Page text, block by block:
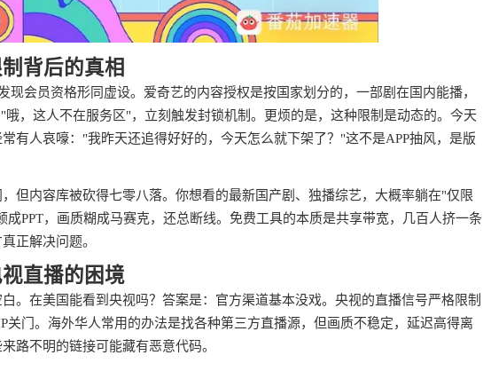
背后的真相
会员资格形同虚设。爱奇艺的内容授权是按国家划分的，一部剧在国内能播，
，这人不在服务区"，立刻触发封锁机制。更烦的是，这种限制是动态的。今天
有人哀嚎："我昨天还追得好好的，今天怎么就下架了？"这不是APP抽风，是版
但内容库被砍得七零八落。你想看的最新国产剧、独播综艺，大概率躺在"仅限
PPT，画质糊成马赛克，还总断线。免费工具的本质是共享带宽，几百人挤一条
正解决问题。
直播的困境
。在美国能看到央视吗？答案是：官方渠道基本没戏。央视的直播信号严格限制
门。海外华人常用的办法是找各种第三方直播源，但画质不稳定，延迟高得离
路不明的链接可能藏有恶意代码。